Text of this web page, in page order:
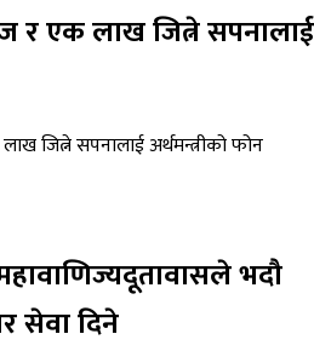
र एक लाख जित्ने सपनालाई
भदौ
सेवा दिने